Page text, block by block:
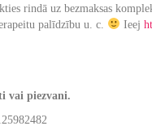
rindā uz bezmaksas
palīdzību u. c.
Ieej
vai piezvani.